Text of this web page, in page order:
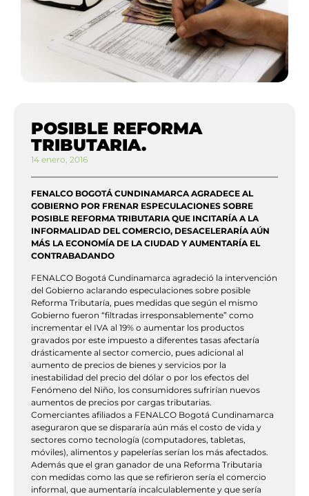
POSIBLE REFORMA
TRIBUTARIA.
14 enero, 2016
FENALCO BOGOTÁ CUNDINAMARCA AGRADECE AL
GOBIERNO POR FRENAR ESPECULACIONES SOBRE
POSIBLE REFORMA TRIBUTARIA QUE INCITARÍA A LA
INFORMALIDAD DEL COMERCIO, DESACELERARÍA AÚN
MÁS LA ECONOMÍA DE LA CIUDAD Y AUMENTARÍA EL
CONTRABADANDO
FENALCO Bogotá Cundinamarca agradeció la intervención
del Gobierno aclarando especulaciones sobre posible
Reforma Tributaría, pues medidas que según el mismo
Gobierno fueron “filtradas irresponsablemente” como
incrementar el IVA al 19% o aumentar los productos
gravados por este impuesto a diferentes tasas afectaría
drásticamente al sector comercio, pues adicional al
aumento de precios de bienes y servicios por la
inestabilidad del precio del dólar o por los efectos del
Fenómeno del Niño, los consumidores sufrirían nuevos
aumentos de precios por cargas tributarias.
Comerciantes afiliados a FENALCO Bogotá Cundinamarca
aseguraron que se dispararía aún más el costo de vida y
sectores como tecnología (computadores, tabletas,
móviles), alimentos y papelerías serían los más afectados.
Además que el gran ganador de una Reforma Tributaria
con medidas como las que se refirieron sería el comercio
informal, que aumentaría incalculablemente y que sería